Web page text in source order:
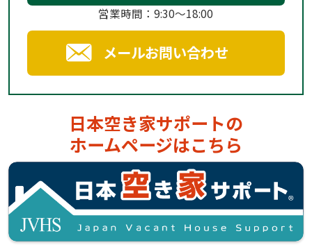
営業時間：9:30～18:00
メールお問い合わせ
日本空き家サポートの
ホームページはこちら